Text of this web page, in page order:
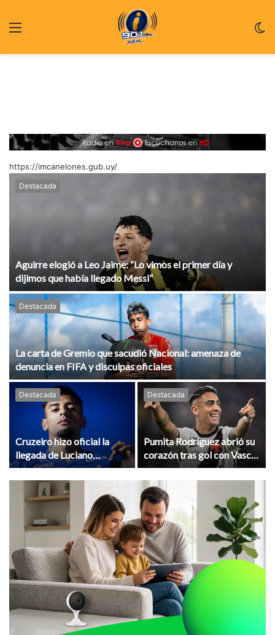
https://imcanelones.gub.uy/
Destacada
Aguirre elogió a Leo Jaime: “Lo vimos el primer día y
dijimos que había llegado Messi”
Destacada
La carta de Gremio que sacudió Nacional: amenaza de
denuncia en FIFA y disculpas oficiales
Destacada
Cruzeiro hizo oficial la
llegada de Luciano
Rodríguez: los detalles del
préstamo
Destacada
Pumita Rodríguez abrió su
corazón tras gol con Vasco:
“Mi padre está luchando
por su vida”